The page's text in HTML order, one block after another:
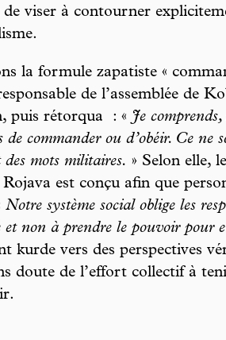
viser à contourner
la formule zapatiste «
de l’assemblée de
puis rétorqua : «Je
commander ou d’obéir. Ce ne
des mots militaires. » Selon elle,
est conçu afin que
Notre système social oblige les
non à prendre le pouvoir pour
kurde vers des perspectives
doute de l’effort collectif à